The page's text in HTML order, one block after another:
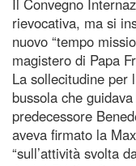
Il Convegno
rievocativa, ma si
nuovo “tempo
magistero di Papa
La sollecitudine per
bussola che
predecessore
aveva firmato la
“sull’attività svolta